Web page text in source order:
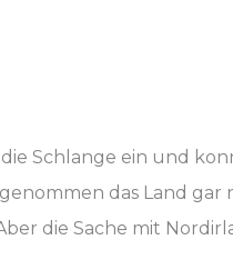
Schlange ein und
das Land gar
die Sache mit